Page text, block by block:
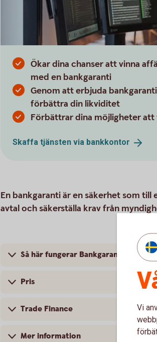
Ökar dina chanser att vinna
med en bankgaranti
Genom att erbjuda
förbättra din likviditet
Förbättrar dina möjligheter
Skaffa tjänsten via bankkontor
En bankgaranti är en säkerhet som
avtal och säkerställa krav från
Så här fungerar Bankgaranti och
Pris
Trade Finance
Mer information
Vi